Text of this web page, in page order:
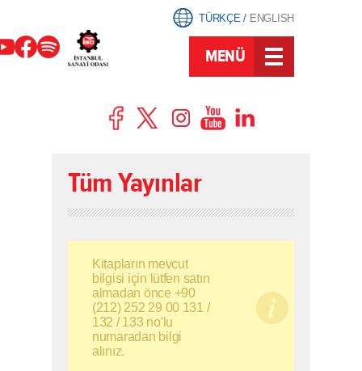
TÜRKÇE/ ENGLISH
MENÜ
Tüm Yayınlar
Kitapların mevcut
bilgisi için lütfen satın
almadan önce +90
(212) 252 29 00 131 /
132 / 133 no'lu
numaradan bilgi
alınız.